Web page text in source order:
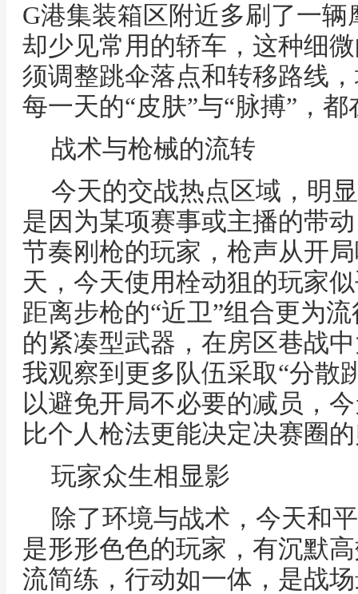
G港集装箱区附近多刷了一
却少见常用的轿车，这种细
须调整跳伞落点和转移路线
每一天的“皮肤”与“脉搏”，
战术与枪械的流转
今天的交战热点区域，明
是因为某项赛事或主播的带
节奏刚枪的玩家，枪声从开
天，今天使用栓动狙的玩家
距离步枪的“近卫”组合更为
的紧凑型武器，在房区巷战
我观察到更多队伍采取“分散
以避免开局不必要的减员，
比个人枪法更能决定决赛圈
玩家众生相显影
除了环境与战术，今天和
是形形色色的玩家，有沉默
流简练，行动如一体，是战